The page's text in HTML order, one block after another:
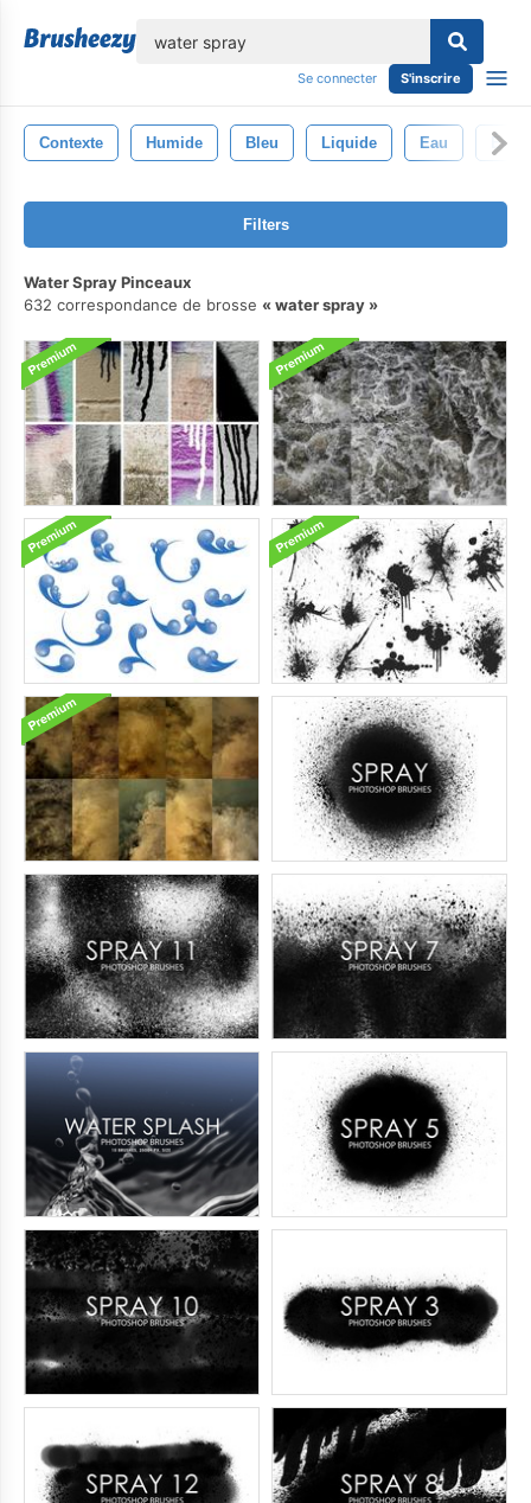
Se connecter S'inscrire
Contexte Humide Bleu Liquide Eau
Filters
Water Spray Pinceaux
632 correspondance de brosse
water spray